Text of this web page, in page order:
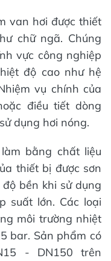
van hơi được thiết
chữ ngã. Chúng
vực công nghiệp
độ cao như hệ
vụ chính của
điều tiết dòng
dụng hơi nóng.
bằng chất liệu
thiết bị được sơn
bền khi sử dụng
suất lớn. Các loại
môi trường nhiệt
bar. Sản phẩm có
- DN150 trên